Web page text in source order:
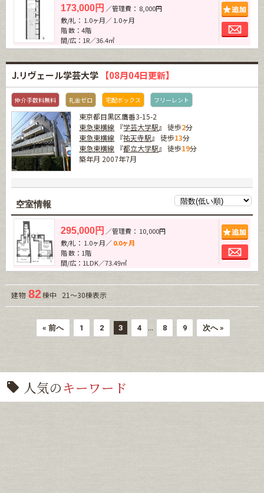
173,000円 ／管理費： 8,000円
敷/礼： 1.0ヶ月／ 1.0ヶ月
階 数：4階
間/広：1R／36.4㎡
J.リヴェール学芸大学 【08月04日更新】
仲介手数料無料 礼金ゼロ 宅配ボックス フリーレント
東京都目黒区鷹番3-15-2
東急東横線 『学芸大学駅』 徒歩2分
東急東横線 『祐天寺駅』 徒歩13分
東急東横線 『都立大学駅』 徒歩19分
築年月 2007年7月
空室情報
295,000円 ／管理費： 10,000円
敷/礼： 1.0ヶ月／0.0ヶ月
階 数：1階
間/広：1LDK／73.49㎡
建物 82棟中 21～30棟表示
« 前へ 1 2 3 4 ... 8 9 次へ »
人気のキーワード